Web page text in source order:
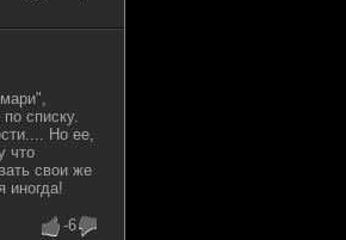
списку.
Но ее,
что
свои же
иногда!
-6